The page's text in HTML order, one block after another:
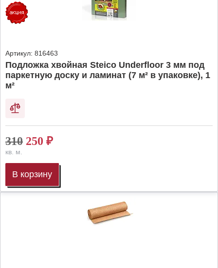
Артикул: 816463
Подложка хвойная Steico Underfloor 3 мм под
паркетную доску и ламинат (7 м² в упаковке), 1
м²
310 250 ₽
кв. м.
В корзину